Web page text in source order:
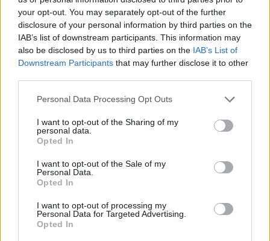
your opt-out. You may separately opt-out of the further
disclosure of your personal information by third parties on the
IAB’s list of downstream participants. This information may
also be disclosed by us to third parties on the IAB’s List of
Downstream Participants that may further disclose it to other
Personal Data Processing Opt Outs
I want to opt-out of the Sharing of my
personal data.
Opted In
I want to opt-out of the Sale of my
Personal Data.
Opted In
I want to opt-out of processing my
Personal Data for Targeted Advertising.
Opted In